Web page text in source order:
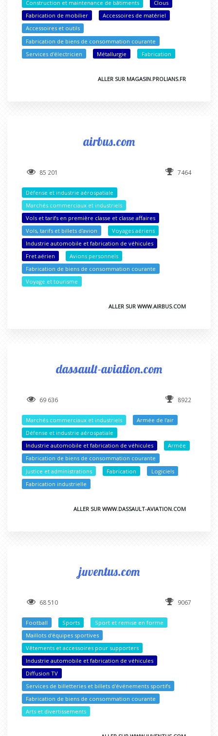
Construction et maintenance de bâtiments
Clous
Fabrication de mobilier
Accessoires de matériel
Accessoires et outils
Fabrication de biens de consommation courante
Services d'électricien
Métallurgie Fabrication
ALLER SUR MAGASIN.PROLIANS.FR
airbus.com
85 201 7464
Défense et industrie aérospatiale
Marchés commerciaux et industriels
Vols et tarifs en première classe et classe affaires
Vols, tarifs et billets d'avion
Voyages aériens
Industrie automobile et fabrication de véhicules
Fret aérien
Avions personnels
Fabrication de biens de consommation courante
Voyage et tourisme
ALLER SUR WWW.AIRBUS.COM
dassault-aviation.com
69 636 8922
Marchés commerciaux et industriels
Armée de l'air
Défense et industrie aérospatiale
Industrie automobile et fabrication de véhicules
Armée
Fabrication de biens de consommation courante
Justice et administrations
Fabrication
Logiciels
Fabrication industrielle
ALLER SUR WWW.DASSAULT-AVIATION.COM
juventus.com
68 510 9067
Football Sports
Sport et remise en forme
Maillots d'équipes sportives
Vêtements et accessoires pour supporters
Industrie automobile et fabrication de véhicules
Diffusion TV
Services de billetteries et billets d'événements sportifs
Fabrication de biens de consommation courante
Arts et divertissements